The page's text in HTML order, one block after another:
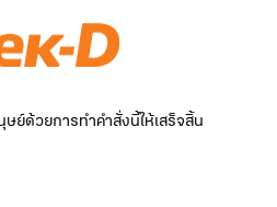
ย์ด้วยการทำคำสั่งนี้ให้เสร็จสิ้น